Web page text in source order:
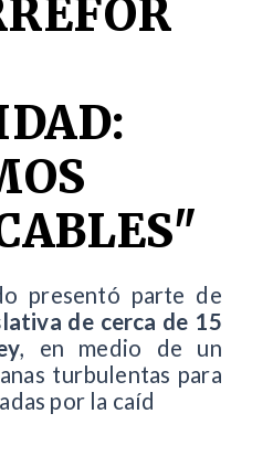
presentó parte de
de cerca de 15
, en medio de un
turbulentas para
por la caíd